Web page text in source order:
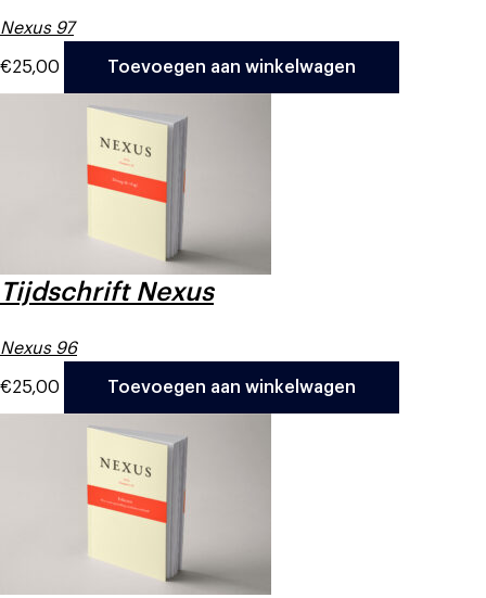
Nexus 97
€25,00 Toevoegen aan winkelwagen
Tijdschrift Nexus
Nexus 96
€25,00 Toevoegen aan winkelwagen